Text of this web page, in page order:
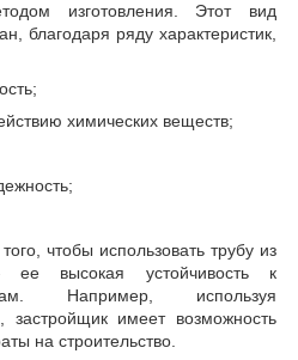
изготовления. Этот вид
благодаря ряду характеристик,
химических веществ;
чтобы использовать трубу из
высокая устойчивость к
Например, используя
застройщик имеет возможность
на строительство.